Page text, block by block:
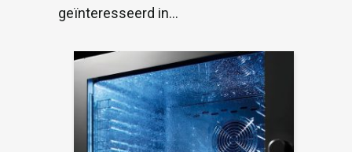
geïnteresseerd in…